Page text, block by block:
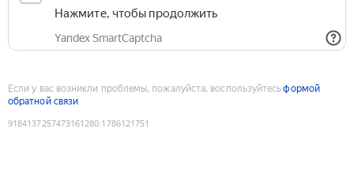
Нажмите, чтобы продолжить
Yandex SmartCaptcha
Если у вас возникли проблемы, пожалуйста, воспользуйтесьформой
обратной связи
9184137257473161280:1786121751